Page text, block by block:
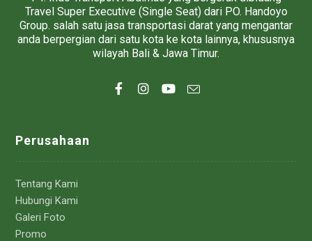
Travel Super Executive (Single Seat) dari PO. Handoyo
Group. salah satu jasa transportasi darat yang mengantar
anda berpergian dari satu kota ke kota lainnya, khususnya
wilayah Bali & Jawa Timur.
Perusahaan
Tentang Kami
Hubungi Kami
Galeri Foto
Promo